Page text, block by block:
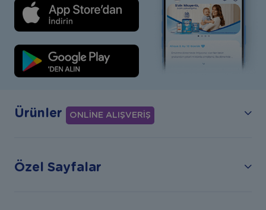
Ürünler ONLİNE ALIŞVERİŞ
Özel Sayfalar